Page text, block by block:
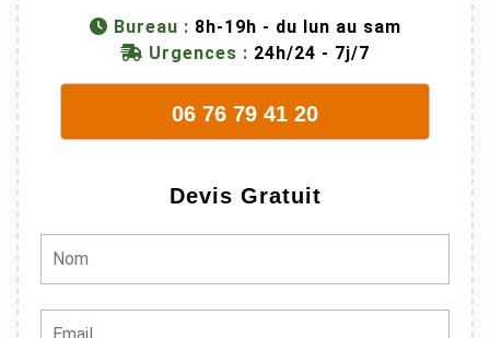
juste une
évidence. Et
en plus ils
sympathique.
Bureau : 8h-19h - du lun au sam
Urgences : 24h/24 - 7j/7
06 76 79 41 20
Devis Gratuit